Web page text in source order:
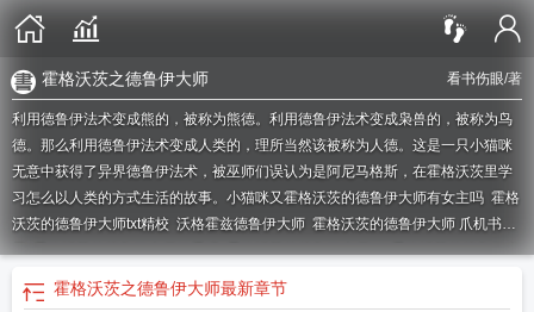
看书伤眼/著
霍格沃茨之德鲁伊大师
利用德鲁伊法术变成熊的，被称为熊德。利用德鲁伊法术变成枭兽的，被称为鸟
德。那么利用德鲁伊法术变成人类的，理所当然该被称为人德。这是一只小猫咪
无意中获得了异界德鲁伊法术，被巫师们误认为是阿尼马格斯，在霍格沃茨里学
习怎么以人类的方式生活的故事。小猫咪又霍格沃茨的德鲁伊大师有女主吗 霍格
沃茨的德鲁伊大师txt精校 沃格霍兹德鲁伊大师 霍格沃茨的德鲁伊大师 爪机书
屋霍格沃茨的德鲁伊大师好看吗霍格沃茨的德鲁伊大师txt霍格沃茨的德鲁伊大
师章节目录
霍格沃茨里的德鲁伊 霍格沃茨的德鲁伊大师百科
大师起点
霍格沃茨之德鲁伊大师最新章节